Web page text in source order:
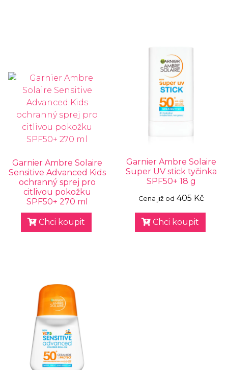
Garnier Ambre Solaire
Sensitive Advanced Kids
ochranný sprej pro
citlivou pokožku
SPF50+ 270 ml
Chci koupit
Garnier Ambre Solaire
Super UV stick tyčinka
SPF50+ 18 g
Cena již od 405 Kč
Chci koupit